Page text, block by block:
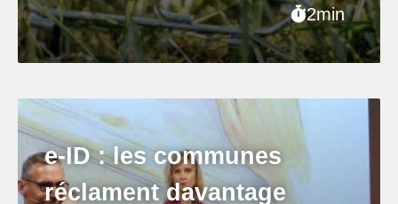
2min
e-ID : les communes
réclament davantage